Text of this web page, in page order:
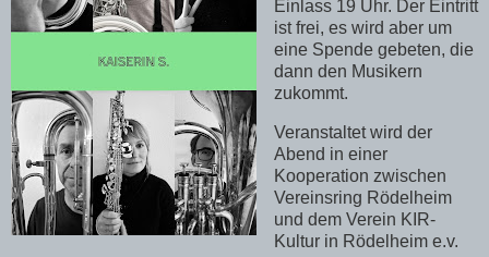
Einlass 19 Uhr. Der Eintritt
ist frei, es wird aber um
eine Spende gebeten, die
dann den Musikern
zukommt.
Veranstaltet wird der
Abend in einer
Kooperation zwischen
Vereinsring Rödelheim
und dem Verein KIR-
Kultur in Rödelheim e.v.